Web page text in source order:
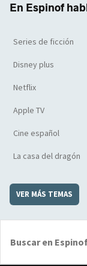
En Espinof
Series de ficción
Disney plus
Netflix
Apple TV
Cine español
La casa del dragón
VER MÁS TEMAS